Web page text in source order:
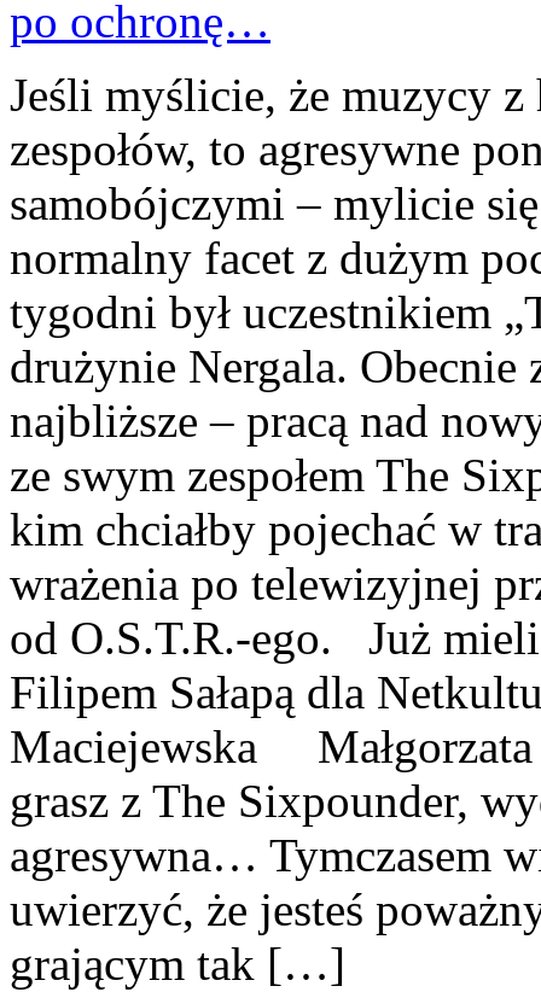
Jeśli myślicie, że muzycy
zespołów, to agresywne
samobójczymi – mylicie
normalny facet z dużym
tygodni był uczestnikiem
drużynie Nergala. Obecnie
najbliższe – pracą nad
ze swym zespołem The
kim chciałby pojechać w
wrażenia po telewizyjnej
od O.S.T.R.-ego. Już
Filipem Sałapą dla
Maciejewska
grasz z The Sixpounder,
agresywna… Tymczasem
uwierzyć, że jesteś
grającym tak […]